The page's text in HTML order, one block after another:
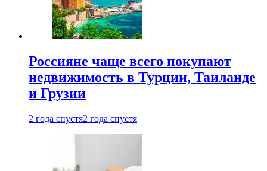
Россияне чаще всего покупают
недвижимость в Турции, Таиланде
и Грузии
2 года спустя2 года спустя